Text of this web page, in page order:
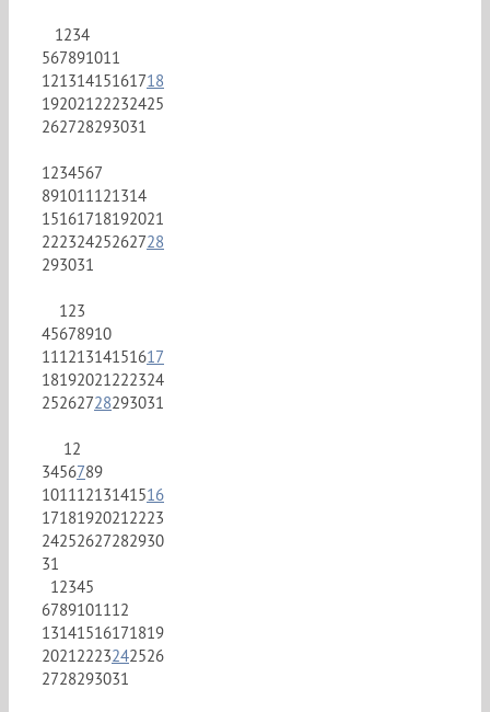
1 234
567891011
12131415161718
192021 22232425
262728293031
1 234567
891011 121314
15161718192021
22232425262728
293031
1 23
45678910
11 121314151617
18192021 222324
25262728293031
1 2
3456789
1011 1213141516
1718192021 2223
24252627282930
31
1 2345
67891011 12
13141516171819
2021 2223242526
2728293031